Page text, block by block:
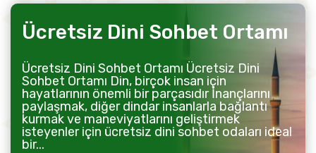
Ücretsiz Dini Sohbet Ortamı
Ücretsiz Dini Sohbet Ortamı Ücretsiz Dini
Sohbet Ortamı Din, birçok insan için
hayatlarının önemli bir parçasıdır İnançlarını
paylaşmak, diğer dindar insanlarla bağlantı
kurmak ve maneviyatlarını geliştirmek
isteyenler için ücretsiz dini sohbet odaları ideal
bir...